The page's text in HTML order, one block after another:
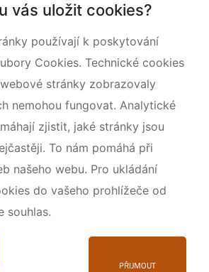
vás uložit cookies?
používají k poskytování
Cookies. Technické cookies
stránky zobrazovaly
nemohou fungovat. Analytické
zjistit, jaké stránky jsou
To nám pomáhá při
našeho webu. Pro ukládání
do vašeho prohlížeče od
souhlas.
PŘIJMOUT